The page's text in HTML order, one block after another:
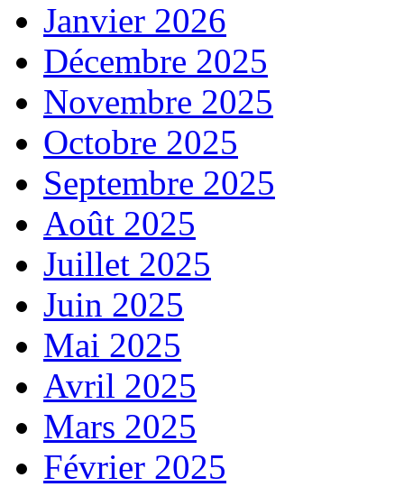
Janvier 2026
Décembre 2025
Novembre 2025
Octobre 2025
Septembre 2025
Août 2025
Juillet 2025
Juin 2025
Mai 2025
Avril 2025
Mars 2025
Février 2025